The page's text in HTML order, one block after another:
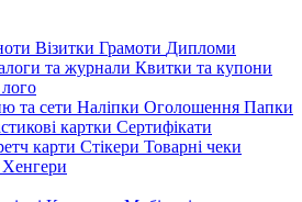
Візитки Грамоти Дипломи
та журнали Квитки та купони
та сети Наліпки Оголошення Папки
картки Сертифікати
карти Стікери Товарні чеки
Хенгери